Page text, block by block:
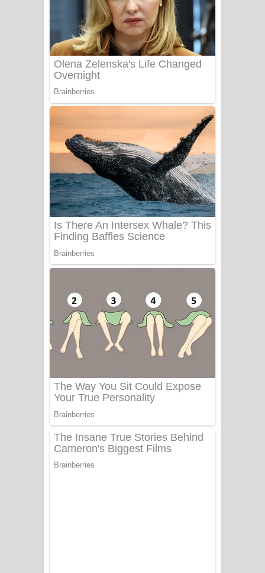
Sanda Babalena Song Lyrics - සඳ
බැබලෙන ගීතයේ පද පෙළ
Adare Wadi Nisa Song Lyrics - ආදරේ
වැඩි නිසා ගීතයේ පද පෙළ
UNUHUMA Song Lyrics - උණුහුම
Katakara Song Lyrics - කටකාර ගීතයේ
පද පෙළ
Tharu Yaye Dilena Song Lyrics - තරු
යායේ දිලෙනා ගීතයේ පද පෙළ
Ow Man Sosa Song Lyrics - ඔව් මං
Heavy Weight Song Lyrics
Aye Lanweela Song Lyrics - ආයේ
ලංවීලා ගීතයේ පද පෙළ
Ala purannata Song Lyrics - ආල
පුරන්නට ගීතයේ පද පෙළ
FEVER DREAM Lyrics - Alex Warren
BTS : Hooligan Lyrics